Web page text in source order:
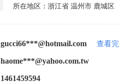
所在地区：浙江省 温州市 鹿城区
gucci66***@hotmail.com 查看
haome***@yahoo.com.tw
1461459594